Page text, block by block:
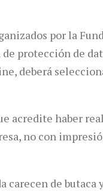
por la
protección de
deberá
acredite haber
no con
de butaca